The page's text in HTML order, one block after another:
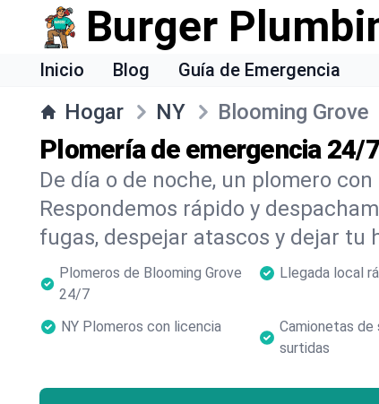
Burger
Inicio Blog Guía de Emergencia
Hogar NY Blooming Grove
Plomería de emergencia 24/
De día o de noche, un plomero
Respondemos rápido y
fugas, despejar atascos y dejar tu
Plomeros de Blooming Grove
24/7
Llegada local
NY Plomeros con licencia
Camionetas de
surtidas